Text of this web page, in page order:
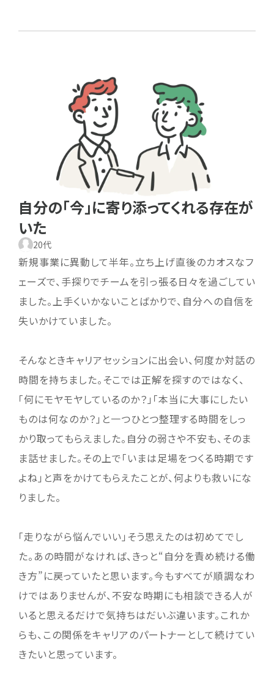
自分の「今」に寄り添ってくれる存在が
いた
20代
新規事業に異動して半年。立ち上げ直後のカオスなフ
ェーズで、手探りでチームを引っ張る日々を過ごしてい
ました。上手くいかないことばかりで、自分への自信を
失いかけていました。
そんなときキャリアセッションに出会い、何度か対話の
時間を持ちました。そこでは正解を探すのではなく、
「何にモヤモヤしているのか？」「本当に大事にしたい
ものは何なのか？」と一つひとつ整理する時間をしっ
かり取ってもらえました。自分の弱さや不安も、そのま
ま話せました。その上で「いまは足場をつくる時期です
よね」と声をかけてもらえたことが、何よりも救いにな
りました。
「走りながら悩んでいい」そう思えたのは初めてでし
た。あの時間がなければ、きっと“自分を責め続ける働
き方”に戻っていたと思います。今もすべてが順調なわ
けではありませんが、不安な時期にも相談できる人が
いると思えるだけで気持ちはだいぶ違います。これか
らも、この関係をキャリアのパートナーとして続けてい
きたいと思っています。